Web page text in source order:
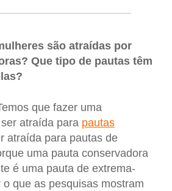
são atraídas por
Que tipo de pautas têm
que fazer uma
atraída para pautas
atraída para pautas de
uma pauta conservadora
é uma pauta de extrema-
que as pesquisas mostram